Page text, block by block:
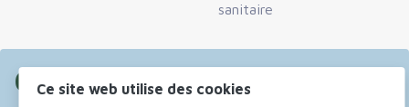
Gris clair (RAL 7038)
sanitaire
Commander maintenant
Ce site web utilise des cookies